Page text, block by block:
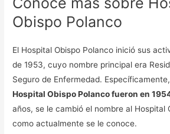
Obispo Polanco
El Hospital Obispo Polanco inició sus
de 1953, cuyo nombre principal era
Seguro de Enfermedad.
Hospital Obispo Polanco fueron en
años, se le cambió el nombre al Hospital
como actualmente se le conoce.